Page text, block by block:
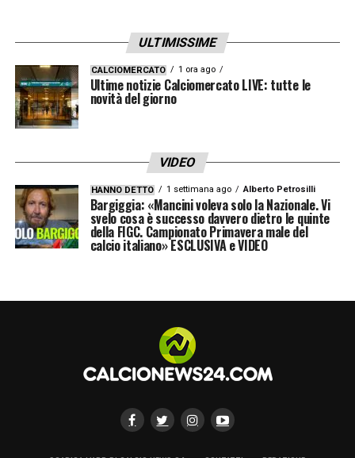
ULTIMISSIME
CALCIOMERCATO 1 ora ago
Ultime notizie Calciomercato LIVE: tutte le
novità del giorno
VIDEO
HANNO DETTO 1 settimana ago Alberto Petrosilli
Bargiggia: «Mancini voleva solo la Nazionale. Vi
svelo cosa è successo davvero dietro le quinte
della FIGC. Campionato Primavera male del
calcio italiano» ESCLUSIVA e VIDEO